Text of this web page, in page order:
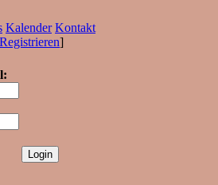
Kalender Kontakt
Registrieren]